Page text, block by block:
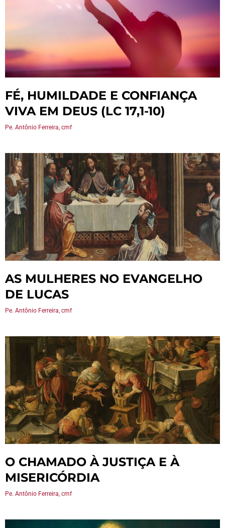
FÉ, HUMILDADE E CONFIANÇA
VIVA EM DEUS (LC 17,1-10)
Pe. Antônio Ferreira, cmf
AS MULHERES NO EVANGELHO
DE LUCAS
Pe. Antônio Ferreira, cmf
O CHAMADO À JUSTIÇA E À
MISERICÓRDIA
Pe. Antônio Ferreira, cmf